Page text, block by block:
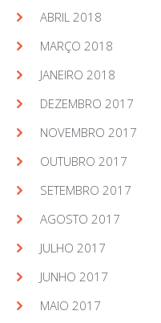
ABRIL 2018
MARÇO 2018
JANEIRO 2018
DEZEMBRO 2017
NOVEMBRO 2017
OUTUBRO 2017
SETEMBRO 2017
AGOSTO 2017
JULHO 2017
JUNHO 2017
MAIO 2017